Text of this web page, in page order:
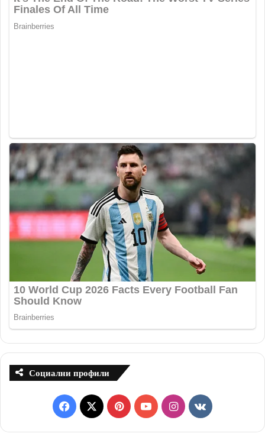
Социални профили
F
a
X
P
i
Y
o
I
n
v
k